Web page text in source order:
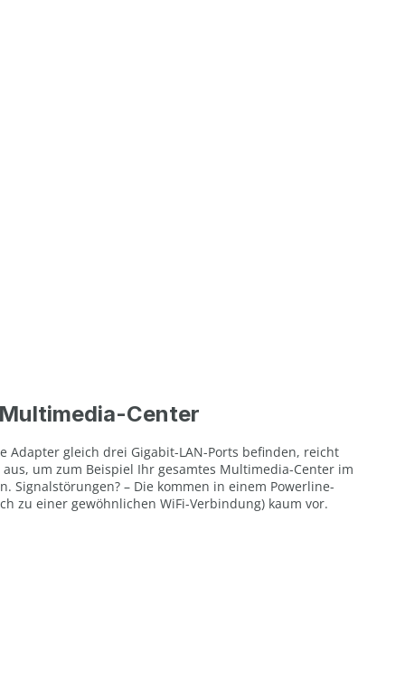
Center
Adapter gleich drei Gigabit-LAN-Ports befinden, reicht
um zum Beispiel Ihr gesamtes Multimedia-Center im
Signalstörungen? – Die kommen in einem Powerline-
zu einer gewöhnlichen WiFi-Verbindung) kaum vor.